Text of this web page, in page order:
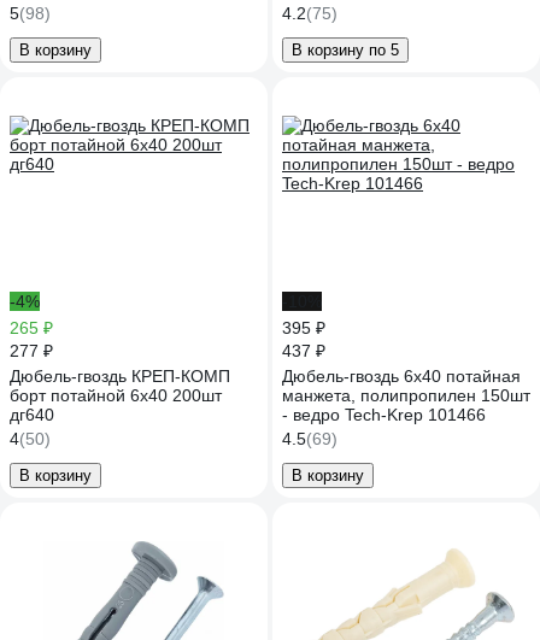
5(98)
В корзину
4.2(75)
В корзину по 5
-4%
265 ₽
277 ₽
Дюбель-гвоздь КРЕП-КОМП
борт потайной 6х40 200шт
дг640
4(50)
В корзину
395 ₽
437 ₽
Дюбель-гвоздь 6х40 потайная
манжета, полипропилен 150шт
- ведро Tech-Krep 101466
4.5(69)
В корзину